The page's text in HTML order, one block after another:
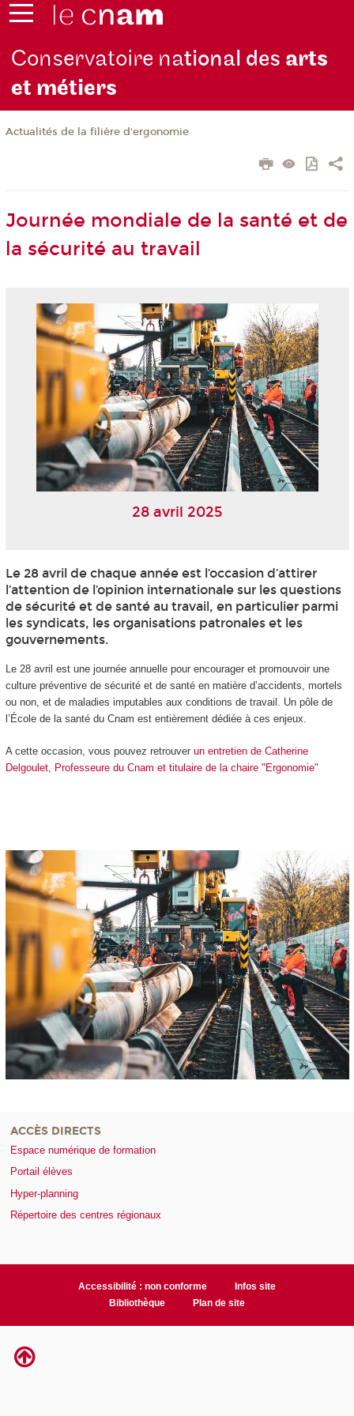
Conservatoire national des arts
et métiers
Actualités de la filière d'ergonomie
Journée mondiale de la santé et de
la sécurité au travail
28 avril 2025
Le 28 avril de chaque année est l’occasion d’attirer
l’attention de l’opinion internationale sur les questions
de sécurité et de santé au travail, en particulier parmi
les syndicats, les organisations patronales et les
gouvernements.
Le 28 avril est une journée annuelle pour encourager et promouvoir une
culture préventive de sécurité et de santé en matière d’accidents, mortels
ou non, et de maladies imputables aux conditions de travail. Un pôle de
l’École de la santé du Cnam est entièrement dédiée à ces enjeux.
A cette occasion, vous pouvez retrouver un entretien de Catherine
Delgoulet, Professeure du Cnam et titulaire de la chaire "Ergonomie"
ACCÈS DIRECTS
Espace numérique de formation
Portail élèves
Hyper-planning
Répertoire des centres régionaux
Accessibilité : non conforme
Infos site
Bibliothèque
Plan de site